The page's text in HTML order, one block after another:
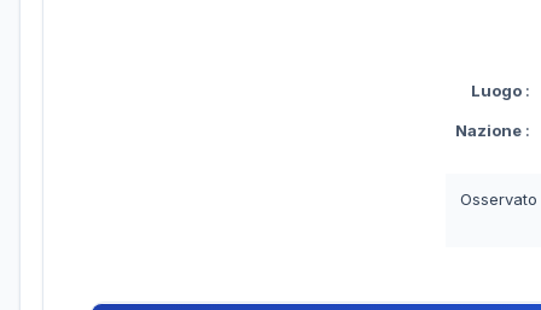
Luogo :
Nazione :